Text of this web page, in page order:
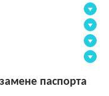
паспорта